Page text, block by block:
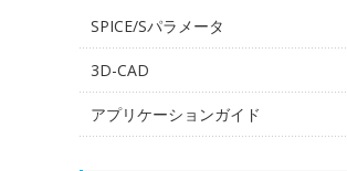
SPICE/Sパラメータ
3D-CAD
アプリケーションガイド